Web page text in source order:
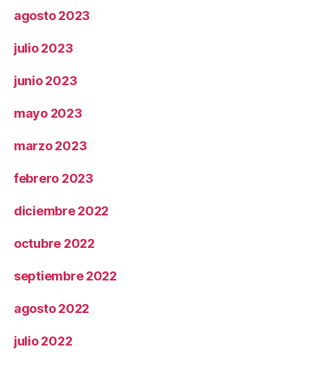
agosto 2023
julio 2023
junio 2023
mayo 2023
marzo 2023
febrero 2023
diciembre 2022
octubre 2022
septiembre 2022
agosto 2022
julio 2022